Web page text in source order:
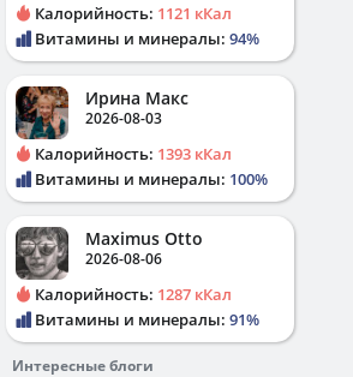
Калорийность: 1121 кКал
Витамины и минералы: 94%
Ирина Макс
2026-08-03
Калорийность: 1393 кКал
Витамины и минералы: 100%
Maximus Otto
2026-08-06
Калорийность: 1287 кКал
Витамины и минералы: 91%
Интересные блоги